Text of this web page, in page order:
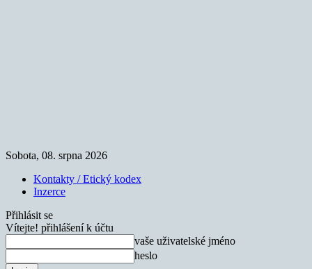
Sobota, 08. srpna 2026
Kontakty / Etický kodex
Inzerce
Přihlásit se
Vítejte! přihlášení k účtu
vaše uživatelské jméno
heslo